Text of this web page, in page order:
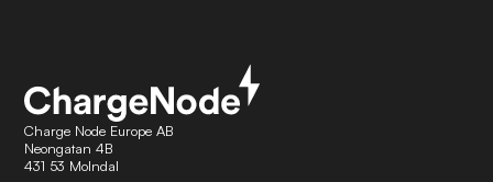
Charge Node Europe AB
Neongatan 4B
431 53 Molndal